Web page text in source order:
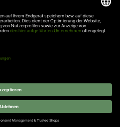
2022
„Rund ums Haus“
im erlebten Kundenservice
Gold-Rang (Türen, Tore &
GmbH